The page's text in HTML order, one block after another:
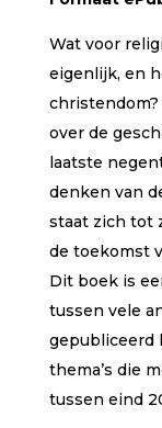
Wat voor
eigenlijk, en
over de
laatste
denken van
staat zich tot
de toekomst
Dit boek is
tussen vele
gepubliceerd
thema’s die
tussen eind